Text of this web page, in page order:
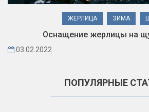
ЖЕРЛИЦА ЗИМА
Оснащение жерлицы на
03.02.2022
ПОПУЛЯРНЫЕ